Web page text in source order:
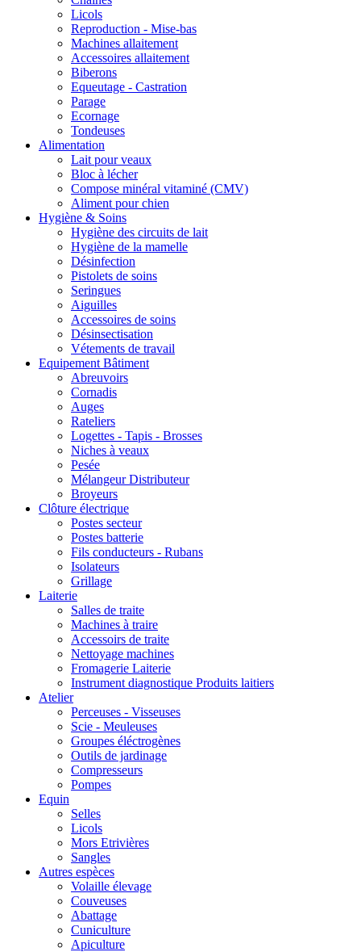
Licols
Reproduction - Mise-bas
Machines allaitement
Accessoires allaitement
Biberons
Equeutage - Castration
Parage
Ecornage
Tondeuses
Alimentation
Lait pour veaux
Bloc à lécher
Compose minéral vitaminé (CMV)
Aliment pour chien
Hygiène & Soins
Hygiène des circuits de lait
Hygiène de la mamelle
Désinfection
Pistolets de soins
Seringues
Aiguilles
Accessoires de soins
Désinsectisation
Vétements de travail
Equipement Bâtiment
Abreuvoirs
Cornadis
Auges
Rateliers
Logettes - Tapis - Brosses
Niches à veaux
Pesée
Mélangeur Distributeur
Broyeurs
Clôture électrique
Postes secteur
Postes batterie
Fils conducteurs - Rubans
Isolateurs
Grillage
Laiterie
Salles de traite
Machines à traire
Accessoirs de traite
Nettoyage machines
Fromagerie Laiterie
Instrument diagnostique Produits laitiers
Atelier
Perceuses - Visseuses
Scie - Meuleuses
Groupes éléctrogènes
Outils de jardinage
Compresseurs
Pompes
Equin
Selles
Licols
Mors Etrivières
Sangles
Autres espèces
Volaille élevage
Couveuses
Abattage
Cuniculture
Apiculture